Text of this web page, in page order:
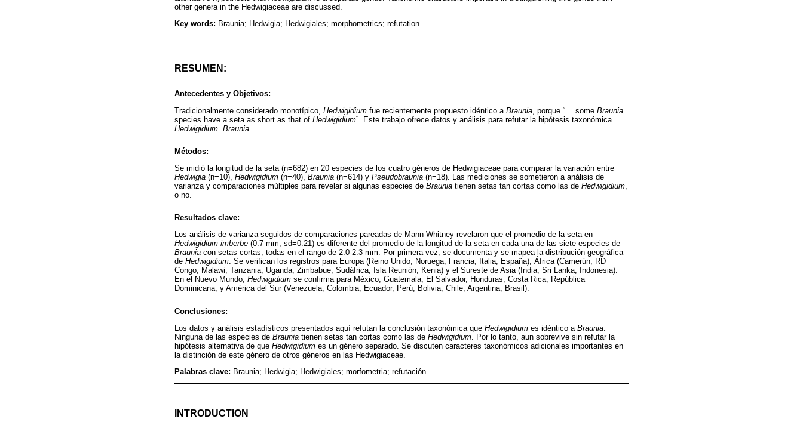
other genera in the Hedwigiaceae are discussed.
Key words: Braunia; Hedwigia; Hedwigiales; morphometrics; refutation
RESUMEN:
Antecedentes y Objetivos:
Tradicionalmente considerado monotípico, Hedwigidium fue recientemente propuesto idéntico a Braunia , porque “… some Braunia
species have a seta as short as that of Hedwigidium”. Este trabajo ofrece datos y análisis para refutar la hipótesis taxonómica
Hedwigidium=Braunia
Métodos:
Se midió la longitud de la seta (n=682) en 20 especies de los cuatro géneros de Hedwigiaceae para comparar la variación entre
Hedwigia (n=10), Hedwigidium (n=40), Braunia (n=614) y Pseudobraunia (n=18). Las mediciones se sometieron a análisis de
varianza y comparaciones múltiples para revelar si algunas especies de Braunia tienen setas tan cortas como las de Hedwigidium,
o no.
Resultados clave:
Los análisis de varianza seguidos de comparaciones pareadas de Mann-Whitney revelaron que el promedio de la seta en
Hedwigidium imberbe (0.7 mm, sd=0.21) es diferente del promedio de la longitud de la seta en cada una de las siete especies de
Braunia con setas cortas, todas en el rango de 2.0-2.3 mm. Por primera vez, se documenta y se mapea la distribución geográfica
de Hedwigidium. Se verifican los registros para Europa (Reino Unido, Noruega, Francia, Italia, España), África (Camerún, RD
Congo, Malawi, Tanzania, Uganda, Zimbabue, Sudáfrica, Isla Reunión, Kenia) y el Sureste de Asia (India, Sri Lanka, Indonesia).
En el Nuevo Mundo, Hedwigidium se confirma para México, Guatemala, El Salvador, Honduras, Costa Rica, República
Dominicana, y América del Sur (Venezuela, Colombia, Ecuador, Perú, Bolivia, Chile, Argentina, Brasil).
Conclusiones:
Los datos y análisis estadísticos presentados aquí refutan la conclusión taxonómica que Hedwigidium es idéntico a Braunia
Ninguna de las especies de Braunia tienen setas tan cortas como las de Hedwigidium . Por lo tanto, aun sobrevive sin refutar la
hipótesis alternativa de que Hedwigidium es un género separado. Se discuten caracteres taxonómicos adicionales importantes en
la distinción de este género de otros géneros en las Hedwigiaceae.
Palabras clave: Braunia; Hedwigia; Hedwigiales; morfometria; refutación
INTRODUCTION